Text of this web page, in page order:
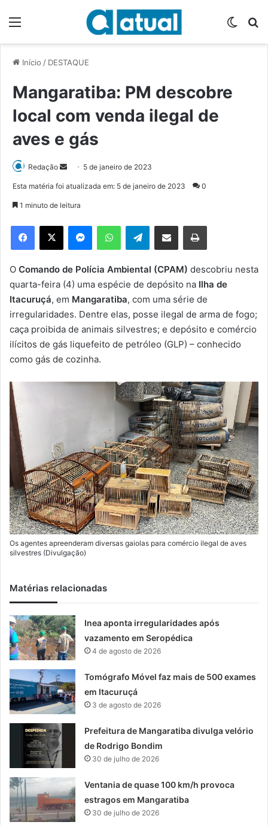
Início / DESTAQUE
Mangaratiba: PM descobre
local com venda ilegal de
aves e gás
Redação
d
e
m
e
-
m
5 de janeiro de 2023
Esta matéria foi atualizada em: 5 de janeiro de 2023 0
1 minuto de leitura
Telegram
O Comando de Polícia Ambiental (CPAM) descobriu nesta
quarta-feira (4) uma espécie de depósito na Ilha de
Itacuruçá, em Mangaratiba, com uma série de
irregularidades. Dentre elas, posse ilegal de arma de fogo;
caça proibida de animais silvestres; e depósito e comércio
ilícitos de gás liquefeito de petróleo (GLP) – conhecido
como gás de cozinha.
Os agentes apreenderam diversas gaiolas para comércio ilegal de aves
silvestres (Divulgação)
Matérias relacionadas
Inea aponta irregularidades após
vazamento em Seropédica
4 de agosto de 2026
Tomógrafo Móvel faz mais de 500 exames
em Itacuruçá
3 de agosto de 2026
Prefeitura de Mangaratiba divulga velório
de Rodrigo Bondim
30 de julho de 2026
Ventania de quase 100 km/h provoca
estragos em Mangaratiba
30 de julho de 2026